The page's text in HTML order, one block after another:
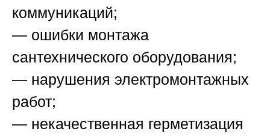
коммуникаций;
— ошибки монтажа
сантехнического оборудования;
— нарушения электромонтажных
работ;
— некачественная герметизация